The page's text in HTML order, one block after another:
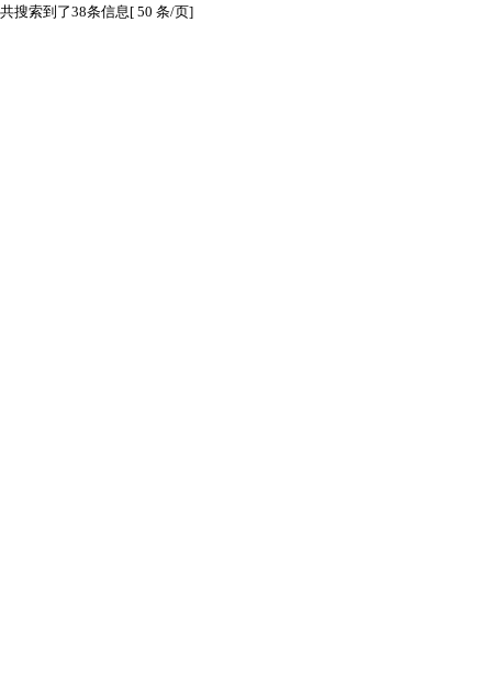
共搜索到了38条信息[ 50 条/页]